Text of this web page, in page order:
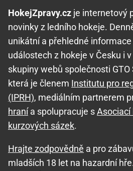
HokejZpravy.cz je internetový
novinky z ledního hokeje.
unikátní a přehledné
událostech z hokeje v Česku i
skupiny webů společnosti GTO
která je členem Institutu pro
(IPRH), mediálním partnerem
hranía spolupracuje sAsociací
kurzových sázek.
Hrajte zodpovědně a pro
mladších 18 let na hazardní